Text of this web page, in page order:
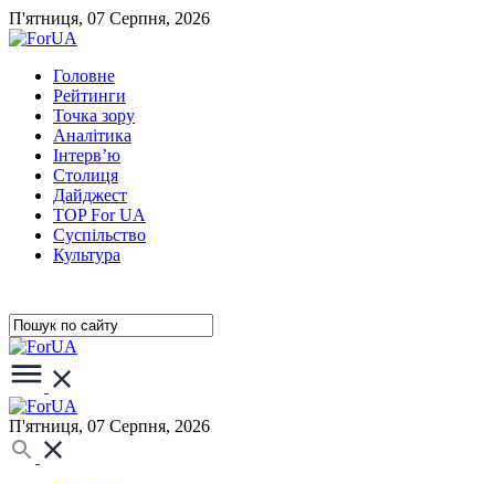
П'ятниця, 07 Серпня, 2026
Головне
Рейтинги
Точка зору
Аналітика
Інтерв’ю
Столиця
Дайджест
TOP For UA
Суспiльство
Культура
П'ятниця, 07 Серпня, 2026